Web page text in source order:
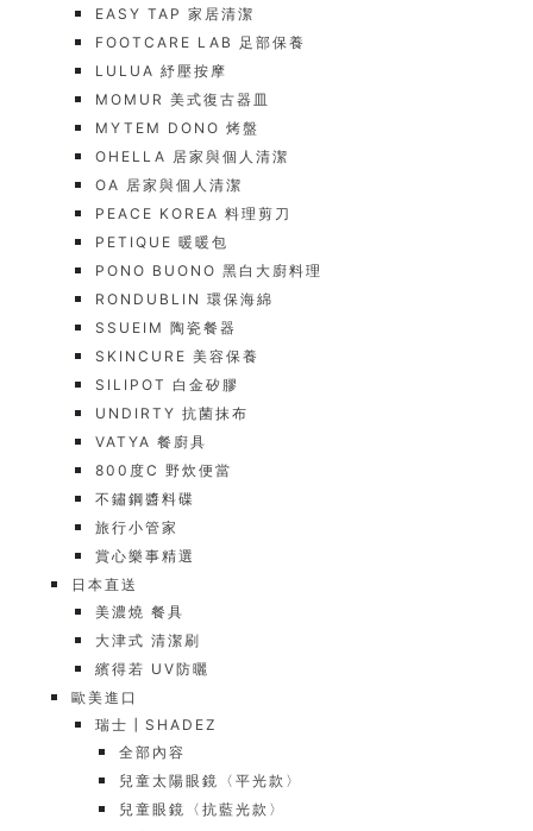
EASY TAP 家居清潔
FOOTCARE LAB 足部保養
LULUA 紓壓按摩
MOMUR 美式復古器皿
MYTEM DONO 烤盤
OHELLA 居家與個人清潔
OA 居家與個人清潔
PEACE KOREA 料理剪刀
PETIQUE 暖暖包
PONO BUONO 黑白大廚料理
RONDUBLIN 環保海綿
SSUEIM 陶瓷餐器
SKINCURE 美容保養
SILIPOT 白金矽膠
UNDIRTY 抗菌抹布
VATYA 餐廚具
800度C 野炊便當
不鏽鋼醬料碟
旅行小管家
賞心樂事精選
日本直送
美濃燒 餐具
大津式 清潔刷
繽得若 UV防曬
歐美進口
瑞士┃SHADEZ
全部內容
兒童太陽眼鏡〈平光款〉
兒童眼鏡〈抗藍光款〉